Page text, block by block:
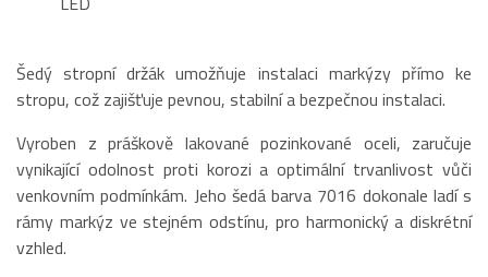
Šedý stropní držák umožňuje instalaci markýzy přímo ke
stropu, což zajišťuje pevnou, stabilní a bezpečnou instalaci.
Vyroben z práškově lakované pozinkované oceli, zaručuje
vynikající odolnost proti korozi a optimální trvanlivost vůči
venkovním podmínkám. Jeho šedá barva 7016 dokonale ladí s
rámy markýz ve stejném odstínu, pro harmonický a diskrétní
vzhled.